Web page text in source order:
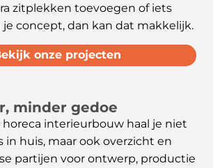
zitplekken toevoegen of iets
je concept, dan kan dat makkelijk.
onze projecten
minder gedoe
interieurbouw haal je niet
in huis, maar ook overzicht en
partijen voor ontwerp, productie